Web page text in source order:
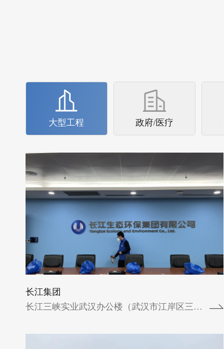
大型工程 政府/医疗
长江集团
长江三峡实业武汉办公楼（武汉市江岸区三阳...
理圆满完成2023年4月25日完成第...
湖南张家界天见酒店
湖南张家界天见酒店空气治理圆满完成湖南
张家界天见酒店进行了空气治理并于2024年
1月20日圆满完成。湖南张家界天见酒店
自...
查看详情